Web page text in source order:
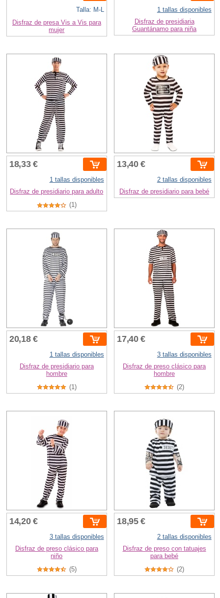
Talla: M-L
Disfraz de presa Vis a Vis para
mujer
1 tallas disponibles
Disfraz de presidiaria
Guantánamo para niña
18,33 €
1 tallas disponibles
Disfraz de presidiario para adulto
(1)
13,40 €
2 tallas disponibles
Disfraz de presidiario para bebé
20,18 €
1 tallas disponibles
Disfraz de presidiario para
hombre
(1)
17,40 €
3 tallas disponibles
Disfraz de preso clásico para
hombre
(2)
14,20 €
3 tallas disponibles
Disfraz de preso clásico para
niño
(5)
18,95 €
2 tallas disponibles
Disfraz de preso con tatuajes
para bebé
(2)